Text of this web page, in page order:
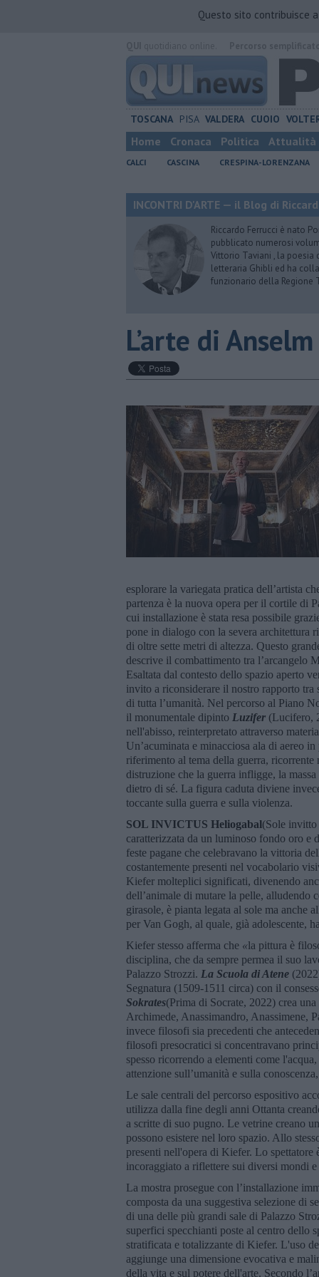
Questo sito contribuisce
TOSCANA PISA VALDERA CUOIO
Home Cronaca Politica Attualità
CALCI CASCINA CRESPINA-LORENZANA
INCONTRI D'ARTE — il Blog di
Riccardo Ferrucci è nato
pubblicato numerosi
Vittorio Taviani , la poesia
letteraria Ghibli ed ha
funzionario della Regione
​L’arte di
esplorare la variegata pratica dell’artista
partenza è la nuova opera per il cortile di
cui installazione è stata resa possibile
pone in dialogo con la severa architettura
di oltre sette metri di altezza. Questo
descrive il combattimento tra l’arcangelo
Esaltata dal contesto dello spazio aperto
invito a riconsiderare il nostro rapporto
di tutta l’umanità. Nel percorso al Piano
il monumentale dipinto Luzifer (Lucifero,
nell'abisso, reinterpretato attraverso
Un’acuminata e minacciosa ala di aereo
riferimento al tema della guerra,
distruzione che la guerra infligge, la
dietro di sé. La figura caduta diviene
toccante sulla guerra e sulla violenza.
SOL INVICTUS Heliogabal(Sole invitto
caratterizzata da un luminoso fondo oro
feste pagane che celebravano la vittoria
costantemente presenti nel vocabolario
Kiefer molteplici significati, divenendo
dell’animale di mutare la pelle, alludendo
girasole, è pianta legata al sole ma anche
per Van Gogh, al quale, già adolescente,
Kiefer stesso afferma che «la pittura è
disciplina, che da sempre permea il suo
Palazzo Strozzi. La Scuola di Atene
Segnatura (1509-1511 circa) con il
Sokrates(Prima di Socrate, 2022) crea
Archimede, Anassimandro, Anassimene,
invece filosofi sia precedenti che
filosofi presocratici si concentravano
spesso ricorrendo a elementi come
attenzione sull’umanità e sulla
Le sale centrali del percorso espositivo
utilizza dalla fine degli anni Ottanta
a scritte di suo pugno. Le vetrine creano
possono esistere nel loro spazio. Allo
presenti nell'opera di Kiefer. Lo spettatore
incoraggiato a riflettere sui diversi mondi
La mostra prosegue con l’installazione
composta da una suggestiva selezione di
di una delle più grandi sale di Palazzo
superfici specchianti poste al centro dello
stratificata e totalizzante di Kiefer. L'uso
aggiunge una dimensione evocativa e
della vita e sul potere dell'arte. Secondo